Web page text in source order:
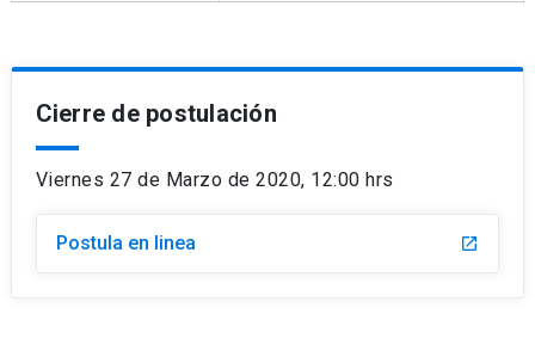
Cierre de postulación
Viernes 27 de Marzo de 2020, 12:00 hrs
Postula en linea launch